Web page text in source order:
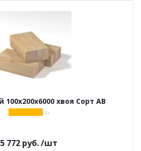
100х200х6000 хвоя Сорт АВ
( 2 )
5 772руб. /шт